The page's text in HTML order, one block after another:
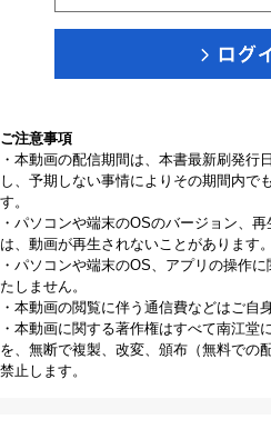
ご注意事項
・本動画の配信期間は、本書最新刷発行
し、予期しない事情によりその期間内で
す。
・パソコンや端末のOSのバージョン、
は、動画が再生されないことがあります。
・パソコンや端末のOS、アプリの操作
たしません。
・本動画の閲覧に伴う通信費などはご自
・本動画に関する著作権はすべて南江堂
を、無断で複製、改変、頒布（無料での
禁止します。